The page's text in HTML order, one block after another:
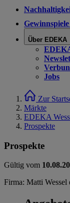
Gewinnspiele
Über EDEKA
Jobs
Zur
Märkte
EDEKA
Prospekte
Prospekte
Gültig vom
Firma: Matti Wessel